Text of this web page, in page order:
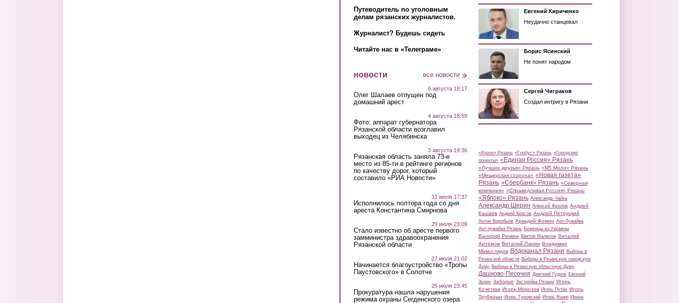
Путеводитель по уголовным
делам рязанских журналистов.
Журналист? Будешь сидеть
Читайте нас в «Телеграме»
новости все новости
6 августа 18:17
Олег Шалаев отпущен под
домашний арест
4 августа 18:59
Фото: аппарат губернатора
Рязанской области возглавил
выходец из Челябинска
3 августа 19:36
Рязанская область заняла 73-е
место из 85-ти в рейтинге регионов
по качеству дорог, который
составило «РИА Новости»
31 июля 17:37
Исполнилось полтора года со дня
ареста Константина Смирнова
29 июля 23:09
Стало известно об аресте первого
замминистра здравоохранения
Рязанской области
27 июля 21:02
Начинается благоустройство «Тропы
Паустовского» в Солотче
25 июля 23:45
Прокуратура нашла нарушения
режима охраны Сегденского озера
Евгений Кириченко
Неудачно станцевал
Борис Ясинский
Не понят народом
Сергей Чиграков
Создал интригу в Рязани
«Атрон» Рязань «Глобус» Рязань «Городские
проекты» «Единая Россия» Рязань
«Лучшие друзья» Рязань «М5 Молл» Рязань
«Мещерская сторона» «Новая газета»
Рязань «Сбербанк» Рязань «Северная
компания» «Справедливая Россия» Рязань
«Яблоко» Рязань Александр Чайка
Александр Шерин Алексей Фролов Андрей
Кашаев Андрей Красов Андрей Петруцкий
Антон Воробьев Аркадий Фомин Арт-Лужайка
Арт-лужайка Рязань Беженцы из Украины
Валерий Рюмин Виктор Малюгин Виталий
Артемов Виталий Ларин Владимир
Мимоглядов Водоканал Рязани Выборы в
Рязанской области Выборы в Рязанскую городскую
Думу Выборы в Рязанскую областную Думу
Дашково-Песочня Дмитрий Гудков Евгений
Зызин Заборье Застройка Рязани Игорь
Кочетков Игорь Морозов Игорь Путин Игорь
Трубицын Игорь Туровский Игорь Яшин Ирина